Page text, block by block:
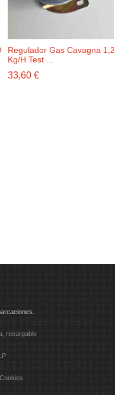
Regulador Gas Cavagna 1,2
Kg/H Test ...
33,60 €
recargable